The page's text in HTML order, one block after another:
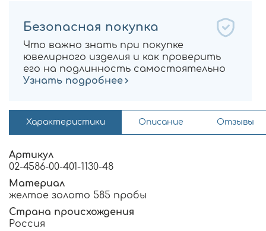
Безопасная покупка
Что важно знать при покупке
ювелирного изделия и как проверить
его на подлинность самостоятельно
Узнать подробнее
Характеристики Описание Отзывы
Артикул
02-4586-00-401-1130-48
Материал
желтое золото 585 пробы
Страна происхождения
Россия